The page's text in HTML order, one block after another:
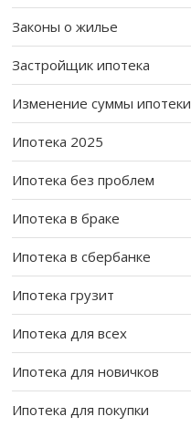
Законы о жилье
Застройщик ипотека
Изменение суммы ипотеки
Ипотека 2025
Ипотека без проблем
Ипотека в браке
Ипотека в сбербанке
Ипотека грузит
Ипотека для всех
Ипотека для новичков
Ипотека для покупки